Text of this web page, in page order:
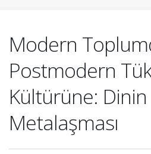
Modern
Postmodern
Kültürüne: Dinin
Metalaşması